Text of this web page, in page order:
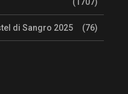
di Sangro 2025 (76)